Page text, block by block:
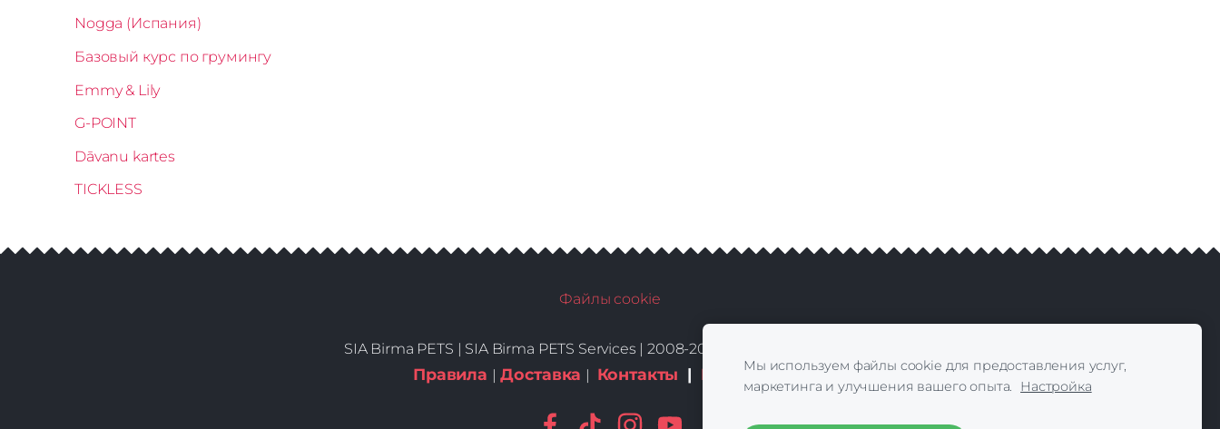
Nogga (Испания)
Базовый курс по грумингу
Emmy & Lily
G-POINT
Dāvanu kartes
TICKLESS
Файлы cookie
SIA Birma PETS | SIA Birma PETS Services | 2008-2026 | All Rights Reserved
Правила | Доставка | Контакты | Куки-файлы
Мы используем файлы cookie для предоставления услуг,
маркетинга и улучшения вашего опыта.
Настройка